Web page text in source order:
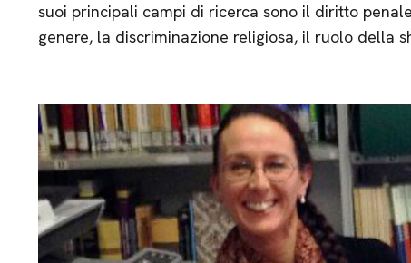
suoi principali campi di ricerca sono il diritto
genere, la discriminazione religiosa, il ruolo della